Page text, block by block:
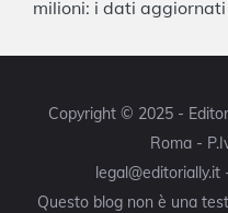
milioni: i dati aggiornati
Copyright © 2025 -
Roma -
Questo blog non è una